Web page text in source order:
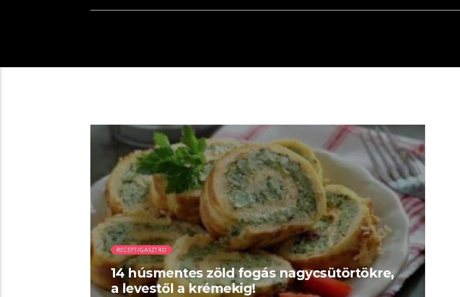
00:06 READ TIME
RECEPT/GASZTRO
14 húsmentes zöld fogás nagycsütörtökre,
a levestől a krémekig!